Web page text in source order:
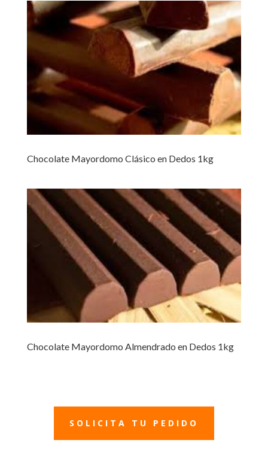
Chocolate Mayordomo Clásico en Dedos 1kg
Chocolate Mayordomo Almendrado en Dedos 1kg
SOLICITA TU PEDIDO